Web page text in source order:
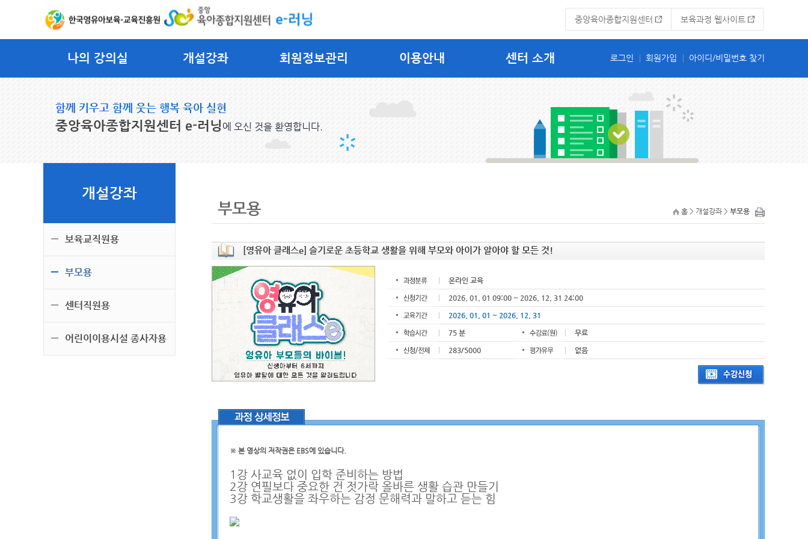
중앙육아종합지원센터 보육과정 웹사이트
나의 강의실 개설강좌 회원정보관리 이용안내 센터 소개
함께 키우고 함께 웃는 행복 육아 실현
중앙육아종합지원센터 e-러닝 에 오신 것을 환영합니다.
개설강좌
보육교직원용
부모용
센터직원용
어린이이용시설 종사자용
부모용 홈 > 개설강좌 > 부모용
[영유아 클래스e] 슬기로운 초등학교 생활을 위해 부모와 아이가 알아야 할 모든 것!
온라인 교육
2026. 01. 01 09:00 ~ 2026. 12. 31 24:00
2026. 01. 01 ~ 2026. 12. 31
75 분 무료
283/5000 없음
※ 본 영상의 저작권은 EBS에 있습니다.
1강 사교육 없이 입학 준비하는 방법
2강 연필보다 중요한 건 젓가락 올바른 생활 습관 만들기
3강 학교생활을 좌우하는 감정 문해력과 말하고 듣는 힘